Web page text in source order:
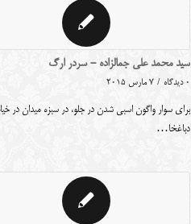
سید محمد علی جمالزاده - سردر ارگ
0 دیدگاه / 7 مارس 2015
برای سوار واگون اسبی شدن در جلو، در سبزه میدان در
دباغخا…